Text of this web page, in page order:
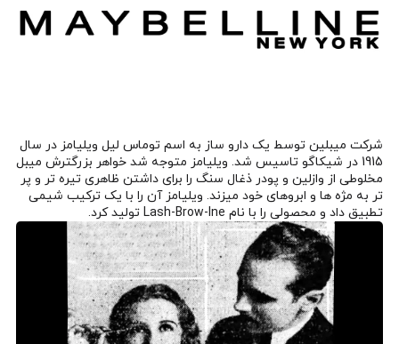
شرکت میبلین توسط یک دارو ساز به اسم توماس لیل ویلیامز در سال
1915 در شیکاگو تاسیس شد. ویلیامز متوجه شد خواهر بزرگترش میبل
مخلوطی از وازلین و پودر ذغال سنگ را برای داشتن ظاهری تیره تر و پر
تر به مژه ها و ابروهای خود میزند. ویلیامز آن را با یک ترکیب شیمی
تطبیق داد و محصولی را با نام Lash-Brow-Ine تولید کرد.